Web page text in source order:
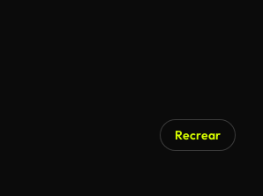
Recrear